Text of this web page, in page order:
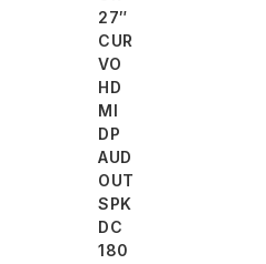
27″
CUR
VO
HD
MI
DP
AUD
OUT
SPK
DC
180